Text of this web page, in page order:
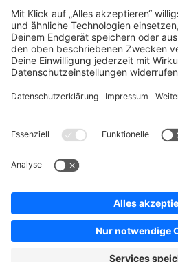
Jobs
Store
Shopware 6 Handbook by
Splendid (German)
Shopware 6 - Product Feedback &
Terms & Conditions Privacy Legal notice